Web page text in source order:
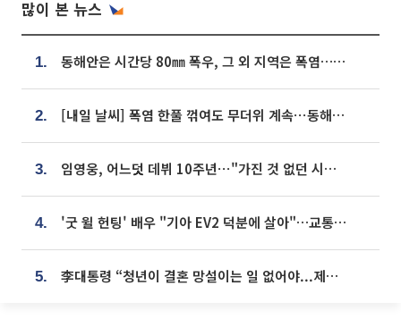
많이 본 뉴스
1. 동해안은 시간당 80㎜ 폭우, 그 외 지역은 폭염…‘극과 극 날씨’
2. [내일 날씨] 폭염 한풀 꺾여도 무더위 계속⋯동해안 이틀 연속 비
3. 임영웅, 어느덧 데뷔 10주년⋯"가진 것 없던 시절, 내 앞엔 20명의 팬뿐"
4. '굿 윌 헌팅' 배우 "기아 EV2 덕분에 살아"…교통사고 후 안전성 극찬
5. 李대통령 “청년이 결혼 망설이는 일 없어야...제도상 불이익 조사”